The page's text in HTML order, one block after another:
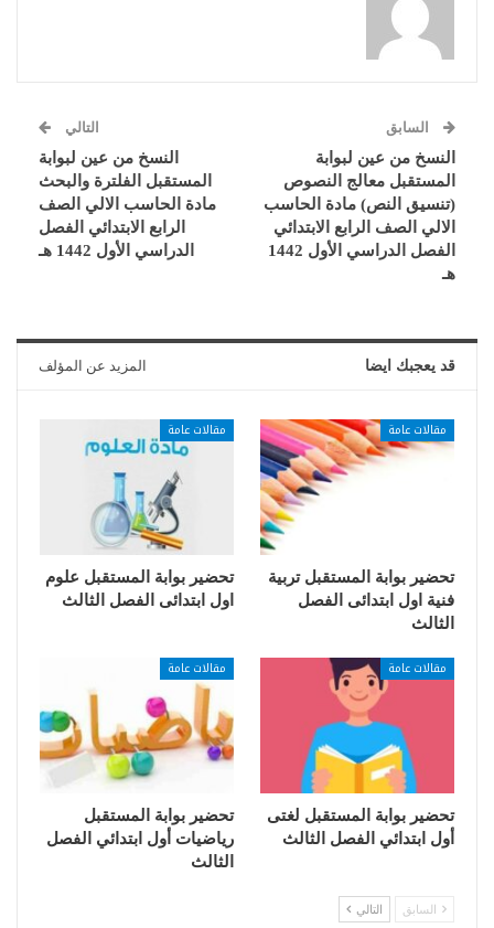
السابق
النسخ من عين لبوابة
المستقبل معالج النصوص
(تنسيق النص) مادة الحاسب
الالي الصف الرابع الابتدائي
الفصل الدراسي الأول 1442
هـ
التالي
النسخ من عين لبوابة
المستقبل الفلترة والبحث
مادة الحاسب الالي الصف
الرابع الابتدائي الفصل
الدراسي الأول 1442 هـ
قد يعجبك ايضا المزيد عن المؤلف
مقالات عامة
تحضير بوابة المستقبل تربية
فنية اول ابتدائى الفصل
الثالث
مقالات عامة
تحضير بوابة المستقبل علوم
اول ابتدائى الفصل الثالث
مقالات عامة
تحضير بوابة المستقبل لغتى
أول ابتدائي الفصل الثالث
مقالات عامة
تحضير بوابة المستقبل
رياضيات أول ابتدائي الفصل
الثالث
السابق التالي